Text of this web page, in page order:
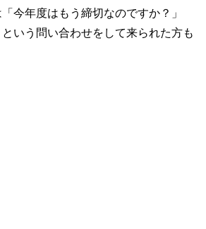
今年度はもう締切なのですか？」
という問い合わせをして来られた方も